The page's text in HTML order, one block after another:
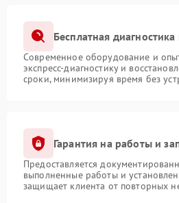
Бесплатная
Современное оборудование и
экспресс-диагностику и
сроки, минимизируя время без
Гарантия на работы и
Предоставляется
выполненные работы и
защищает клиента от повторных